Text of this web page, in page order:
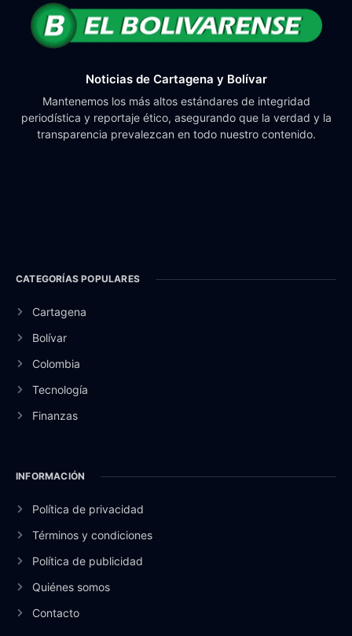
Noticias de Cartagena y Bolívar
Mantenemos los más altos estándares de integridad
periodística y reportaje ético, asegurando que la verdad y la
transparencia prevalezcan en todo nuestro contenido.
CATEGORÍAS POPULARES
Cartagena
Bolívar
Colombia
Tecnología
Finanzas
INFORMACIÓN
Política de privacidad
Términos y condiciones
Política de publicidad
Quiénes somos
Contacto